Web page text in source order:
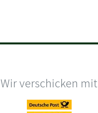
Wir verschicken mit